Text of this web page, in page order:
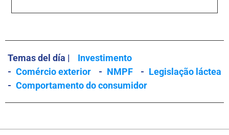
Temas del día |
Investimento
- Comércio exterior - NMPF - Legislação láctea
- Comportamento do consumidor